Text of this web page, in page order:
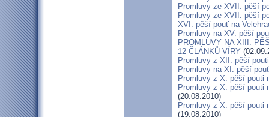
Promluvy ze XVII. pěší
Promluvy ze XVII. pěší
XVI. pěší pouť na
Promluvy na XV. pěší
PROMLUVY NA XIII.
12 ČLÁNKŮ VÍRY
Promluvy z XII. pěší
Promluvy na XI. pěší
Promluvy z X. pěší pouti
Promluvy z X. pěší pouti
(20.08.2010)
Promluvy z X. pěší pouti
(19.08.2010)